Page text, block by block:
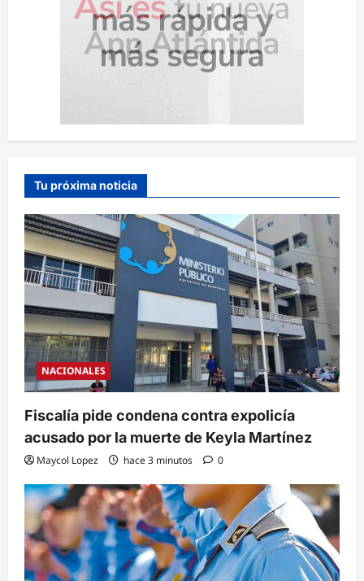
Tu próxima noticia
NACIONALES
Fiscalía pide condena contra expolicía
acusado por la muerte de Keyla Martínez
Maycol Lopez hace 3 minutos 0